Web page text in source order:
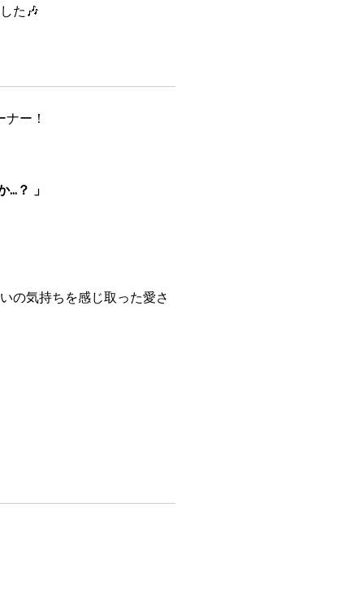
た🎶
ー！
？ 」
の気持ちを感じ取った愛さ